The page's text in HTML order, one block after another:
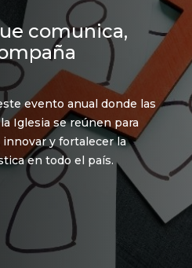
comunica,
evento anual donde las
Iglesia se reúnen para
y fortalecer la
en todo el país.